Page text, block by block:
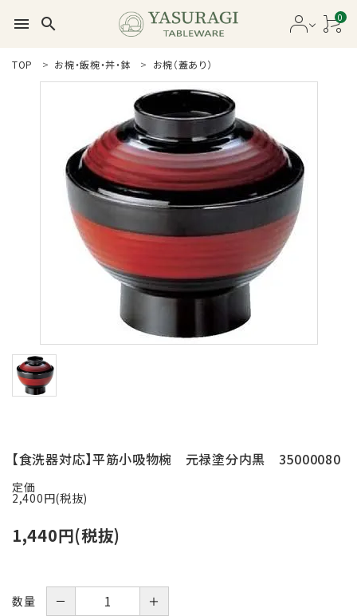
menu search 0
search
新着商品
商品カテゴリー一覧
プライバシーポリシー
特定商取引法について
お問い合わせ
meeting_room
TOP お椀・飯椀・丼・鉢 お椀（蓋あり）
【食洗器対応】平筋小吸物椀 元禄塗分内黒 35000080
定価
2,400円(税抜)
1,440円(税抜)
数量 － ＋